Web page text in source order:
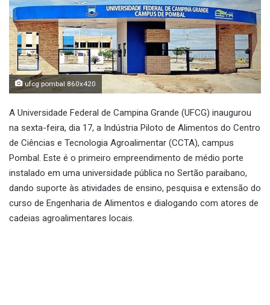
ufcg pombal 860x420
A Universidade Federal de Campina Grande (UFCG) inaugurou
na sexta-feira, dia 17, a Indústria Piloto de Alimentos do Centro
de Ciências e Tecnologia Agroalimentar (CCTA), campus
Pombal. Este é o primeiro empreendimento de médio porte
instalado em uma universidade pública no Sertão paraibano,
dando suporte às atividades de ensino, pesquisa e extensão do
curso de Engenharia de Alimentos e dialogando com atores de
cadeias agroalimentares locais.